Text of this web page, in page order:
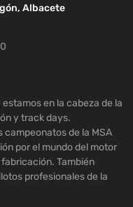
Albacete
en la cabeza de la
y track days.
de la MSA
por el mundo del motor
También
profesionales de la